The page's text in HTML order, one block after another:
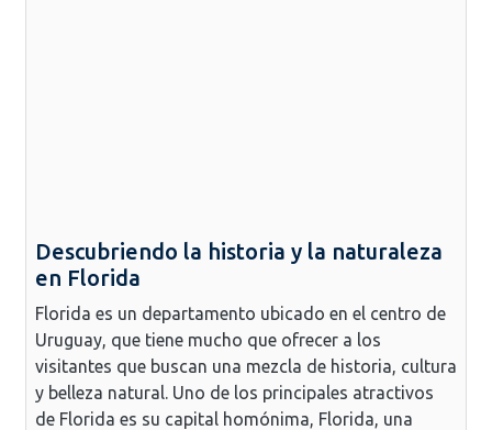
Descubriendo la historia y la naturaleza
en Florida
Florida es un departamento ubicado en el centro de
Uruguay, que tiene mucho que ofrecer a los
visitantes que buscan una mezcla de historia, cultura
y belleza natural. Uno de los principales atractivos
de Florida es su capital homónima, Florida, una